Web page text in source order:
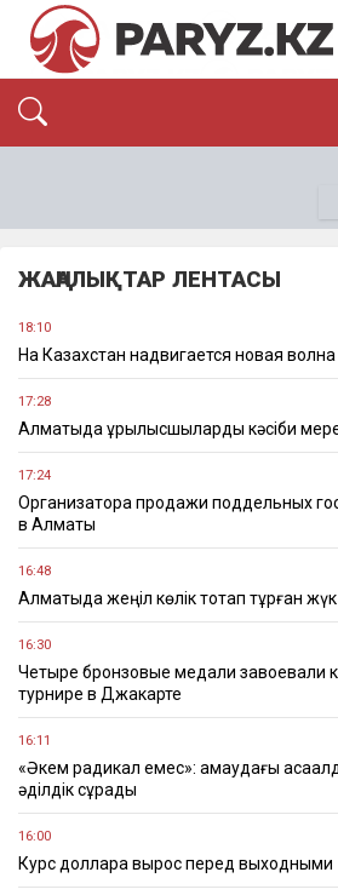
ЭКОНОМИКА
ОҚИҒА
ЖАҢАЛЫҚТАР ЛЕНТАСЫ
18:10
На Казахстан надвигается новая
17:28
Алматыда құрылысшыларды кәсіби
17:24
Организатора продажи поддельных
в Алматы
16:48
Алматыда жеңіл көлік тоқтап тұрған жүк
16:30
Четыре бронзовые медали завоевали
турнире в Джакарте
16:11
«Әкем радикал емес»: қамаудағы
әділдік сұрады
16:00
Курс доллара вырос перед выходными